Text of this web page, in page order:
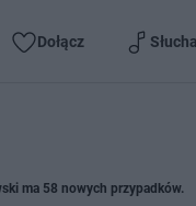
Dołącz
ma 58 nowych przypadków.